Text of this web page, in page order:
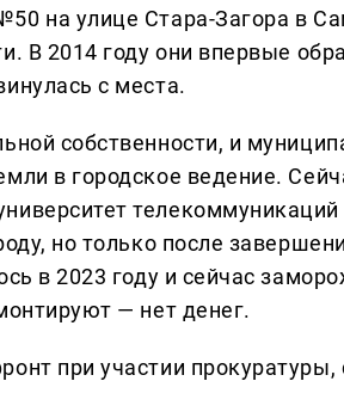
на улице Стара-Загора в
В 2014 году они впервые
с места.
собственности, и
в городское ведение.
телекоммуникаций
но только после
в 2023 году и сейчас
— нет денег.
при участии прокуратуры,